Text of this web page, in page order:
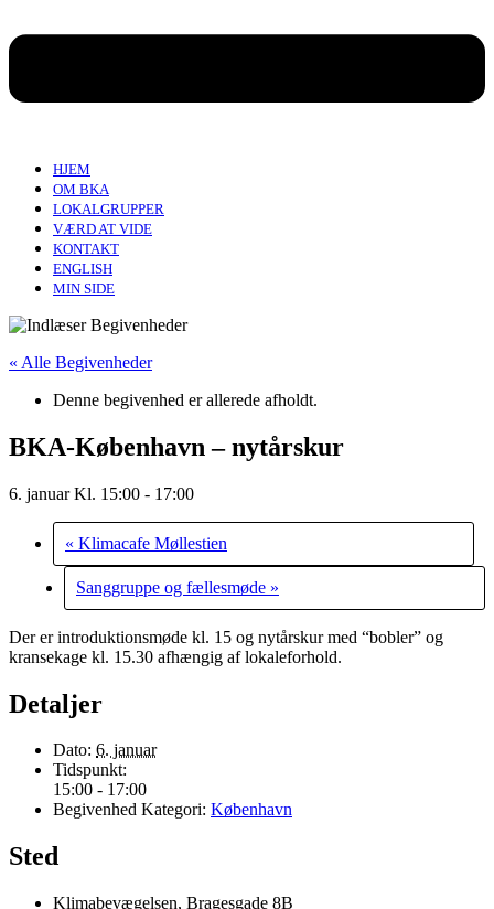
HJEM
OM BKA
LOKALGRUPPER
VÆRD AT VIDE
KONTAKT
ENGLISH
MIN SIDE
« Alle Begivenheder
Denne begivenhed er allerede afholdt.
BKA-København – nytårskur
6. januar Kl. 15:00 - 17:00
« Klimacafe Møllestien
Sanggruppe og fællesmøde »
Der er introduktionsmøde kl. 15 og nytårskur med “bobler” og
kransekage kl. 15.30 afhængig af lokaleforhold.
Detaljer
Dato: 6. januar
Tidspunkt:
15:00 - 17:00
Begivenhed Kategori: København
Sted
Klimabevægelsen, Bragesgade 8B